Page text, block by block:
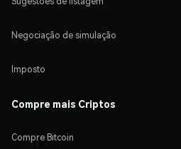
Negociação de simulação
Imposto
Compre mais Criptos
Compre Bitcoin